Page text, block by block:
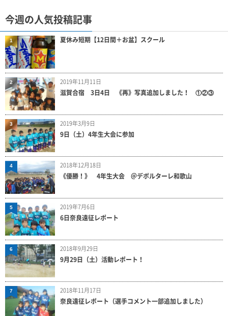
今週の人気投稿記事
夏休み短期【12日間＋お盆】スクール
1
2019年11月11日
滋賀合宿 3日4日 《再》写真追加しました！ ①②③
2
2019年3月9日
9日（土）4年生大会に参加
3
2018年12月18日
《優勝！》 4年生大会 ＠デポルターレ和歌山
4
2019年7月6日
6日奈良遠征レポート
5
2018年9月29日
9月29日（土）活動レポート！
6
2018年11月17日
奈良遠征レポート（選手コメント一部追加しました）
7